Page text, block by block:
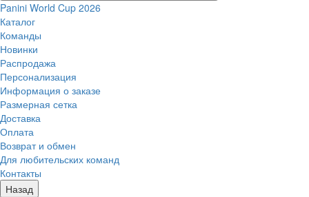
Panini World Cup 2026
Каталог
Команды
Новинки
Распродажа
Персонализация
Информация о заказе
Размерная сетка
Доставка
Оплата
Возврат и обмен
Для любительских команд
Контакты
Назад